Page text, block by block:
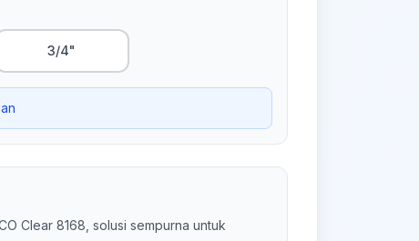
3/4"
Clear 8168, solusi sempurna untuk